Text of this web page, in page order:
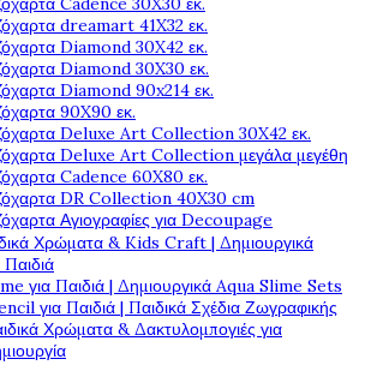
dreamart 41X32 εκ.
Diamond 30X42 εκ.
Diamond 30X30 εκ.
Diamond 90x214 εκ.
90X90 εκ.
Deluxe Art Collection 30X42 εκ.
Deluxe Art Collection μεγάλα μεγέθη
Cadence 60X80 εκ.
DR Collection 40X30 cm
Αγιογραφίες για Decoupage
Χρώματα & Kids Craft | Δημιουργικά
Παιδιά
για Παιδιά | Δημιουργικά Aqua Slime Sets
για Παιδιά | Παιδικά Σχέδια Ζωγραφικής
Χρώματα & Δακτυλομπογιές για